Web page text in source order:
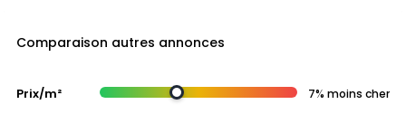
Comparaison autres annonces
Prix/m² 7% moins cher